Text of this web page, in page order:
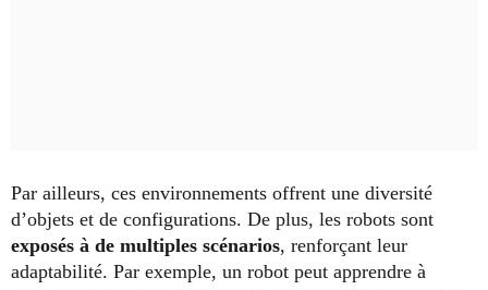
Par ailleurs, ces environnements offrent une diversité
d’objets et de configurations. De plus, les robots sont
exposés à de multiples scénarios, renforçant leur
adaptabilité. Par exemple, un robot peut apprendre à